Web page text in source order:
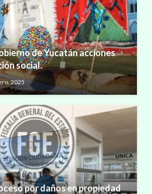
de Yucatán acciones
social.
2025
por daños en propiedad